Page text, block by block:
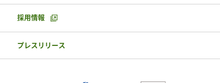
採用情報
プレスリリース